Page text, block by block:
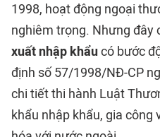
1998, hoạt động ngoại
nghiêm trọng. Nhưng đây
xuất nhập khẩucó bước
định số 57/1998/NĐ-CP
chi tiết thi hành Luật
khẩu nhập khẩu, gia công